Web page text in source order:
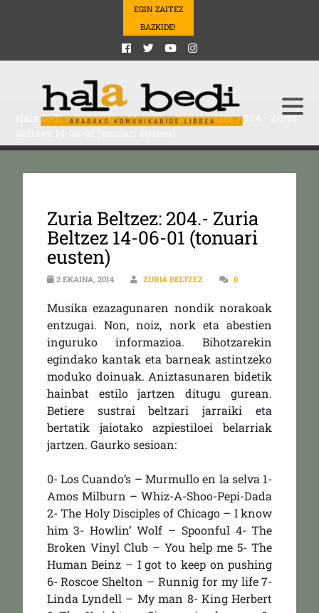
EGIN ZAITEZ
BAZKIDE!
Hala Bedi>Podcasts>Musika>zuriabeltzez> 204.- Zuria
Zuria Beltzez: 204.- Zuria
Beltzez 14-06-01 (tonuari
eusten)
2 EKAINA, 2014 ZURIA BELTZEZ 0
Musika ezazagunaren nondik norakoak
entzugai. Non, noiz, nork eta abestien
inguruko informazioa. Bihotzarekin
egindako kantak eta barneak astintzeko
moduko doinuak. Aniztasunaren bidetik
hainbat estilo jartzen ditugu gurean.
Betiere sustrai beltzari jarraiki eta
bertatik jaiotako azpiestiloei belarriak
jartzen. Gaurko sesioan:
0- Los Cuando’s – Murmullo en la selva 1-
Amos Milburn – Whiz-A-Shoo-Pepi-Dada
2- The Holy Disciples of Chicago – I know
him 3- Howlin’ Wolf – Spoonful 4- The
Broken Vinyl Club – You help me 5- The
Human Beinz – I got to keep on pushing
6- Roscoe Shelton – Runnig for my life 7-
Linda Lyndell – My man 8- King Herbert